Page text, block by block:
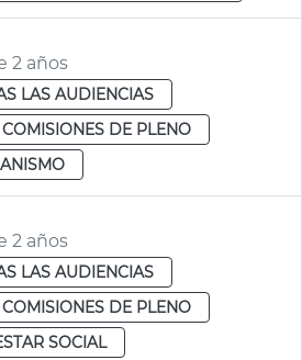
2 años
LAS AUDIENCIAS
COMISIONES DE PLENO
2 años
LAS AUDIENCIAS
COMISIONES DE PLENO
SOCIAL